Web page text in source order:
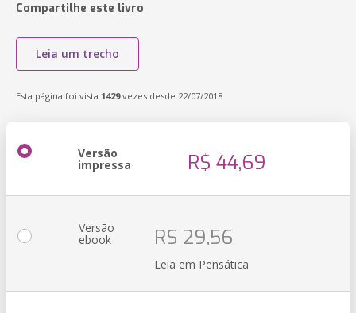
Compartilhe este livro
Leia um trecho
Esta página foi vista 1429vezes desde 22/07/2018
Versão
impressa R$ 44,69
Versão
ebook R$ 29,56
Leia em Pensática